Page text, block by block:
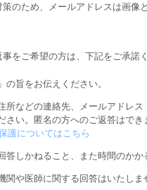
のため、メールアドレスは画像
をご希望の方は、下記をご承諾
の旨をお伝えください。
所などの連絡先、メールアドレス
さい。匿名の方へのご返答はでき
護についてはこちら
答しかねること、また時間のかか
関や医師に関する回答はいたしま